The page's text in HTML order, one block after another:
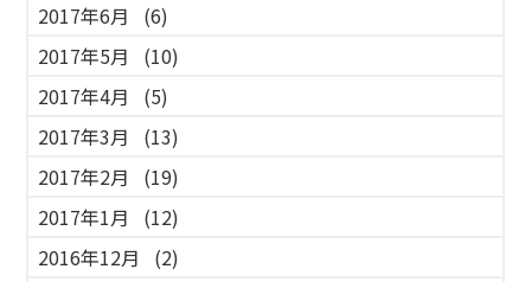
2017年6月
(6)
2017年5月
(10)
2017年4月
(5)
2017年3月
(13)
2017年2月
(19)
2017年1月
(12)
2016年12月
(2)